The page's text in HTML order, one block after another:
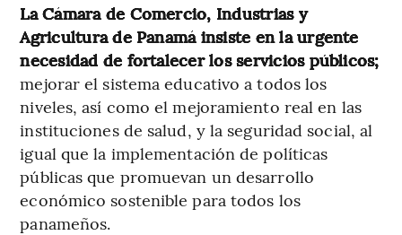
La Cámara de Comercio, Industrias y
Agricultura de Panamá insiste en la urgente
necesidad de fortalecer los servicios públicos;
mejorar el sistema educativo a todos los
niveles, así como el mejoramiento real en las
instituciones de salud, y la seguridad social, al
igual que la implementación de políticas
públicas que promuevan un desarrollo
económico sostenible para todos los
panameños.